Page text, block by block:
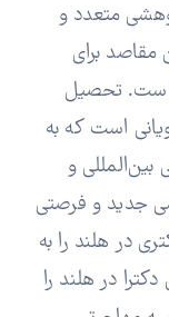
متعدد و
مقاصد برای
است. تحصیل
است که به
و
جدید و فرصتی
در هلند را به
در هلند را